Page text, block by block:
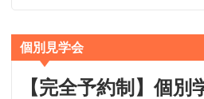
個別見学会
【完全予約制】個別